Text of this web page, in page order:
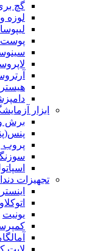
گچ
لوزه
پوست
ابزار
برش
پروب
تجهیزات
اتوکلاو
یونیت
لایت